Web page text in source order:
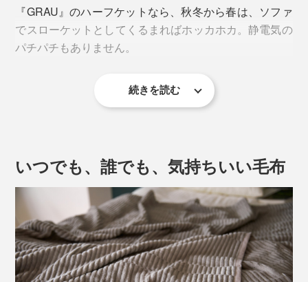
『GRAU』のハーフケットなら、秋冬から春は、ソファ
でスローケットとしてくるまればホッカホカ。静電気の
パチパチもありません。
夏は、これ1枚で。朝晩の冷えやエアコン冷えを感じる
毛足が短い『GRAU』は、軽く感じるから、羽織り代わ
りにもおすすめです。体が冷えている寝起きは、
『GRAU』を羽織ったまま、キッチンでコーヒーを淹れ
たり、軽く体を動かしたり。
休みの日は、そのまま新聞を読んだり、メールチェック
続きを読む
いつでも、誰でも、気持ちいい毛布